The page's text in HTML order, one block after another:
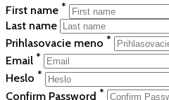
First name *
Last name
Prihlasovacie meno *
Email *
Heslo *
Confirm Password *